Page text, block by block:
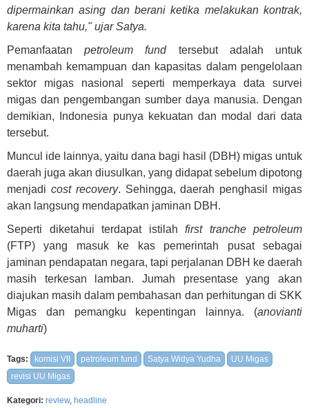
dipermainkan asing dan berani ketika melakukan kontrak,
karena kita tahu," ujar Satya.
Pemanfaatanpetroleum fundtersebut adalah untuk
menambah kemampuan dan kapasitas dalam pengelolaan
sektor migas nasional seperti memperkaya data survei
migas dan pengembangan sumber daya manusia. Dengan
demikian, Indonesia punya kekuatan dan modal dari data
tersebut.
Muncul ide lainnya, yaitu dana bagi hasil (DBH) migas untuk
daerah juga akan diusulkan, yang didapat sebelum dipotong
menjadi cost recovery. Sehingga, daerah penghasil migas
akan langsung mendapatkan jaminan DBH.
Seperti diketahui terdapat istilah first tranche petroleum
(FTP) yang masuk ke kas pemerintah pusat sebagai
jaminan pendapatan negara, tapi perjalanan DBH ke daerah
masih terkesan lamban. Jumah presentase yang akan
diajukan masih dalam pembahasan dan perhitungan di SKK
Migas dan pemangku kepentingan lainnya. (anovianti
muharti)
Tags: komisi VII petroleum fund Satya Widya Yudha
UU Migas
revisi UU Migas
Kategori: review, headline